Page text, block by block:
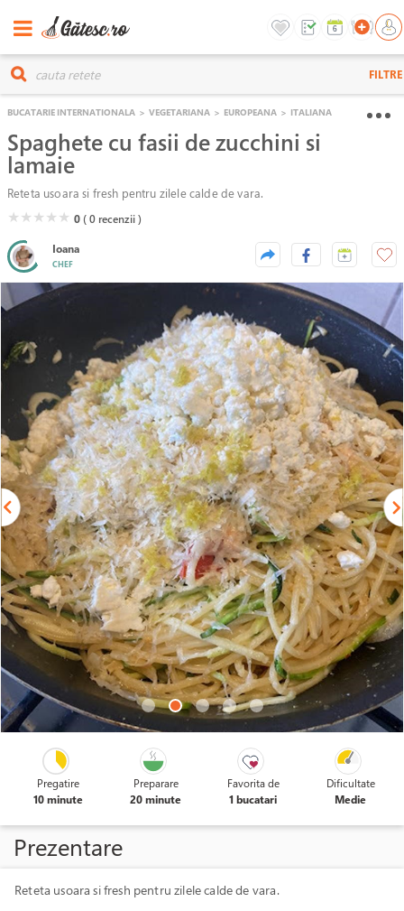
FILTRE
BUCATARIE INTERNATIONALA > VEGETARIANA > EUROPEANA > ITALIANA
Spaghete cu fasii de zucchini si
lamaie
Reteta usoara si fresh pentru zilele calde de vara.
( )
★( )
★( )
★( )
★( )
★ 0( 0 recenzii )
Ioana
CHEF
Pregatire
10 minute
Preparare
20 minute
Favorita de
1 bucatari
Dificultate
Medie
Prezentare
Reteta usoara si fresh pentru zilele calde de vara.